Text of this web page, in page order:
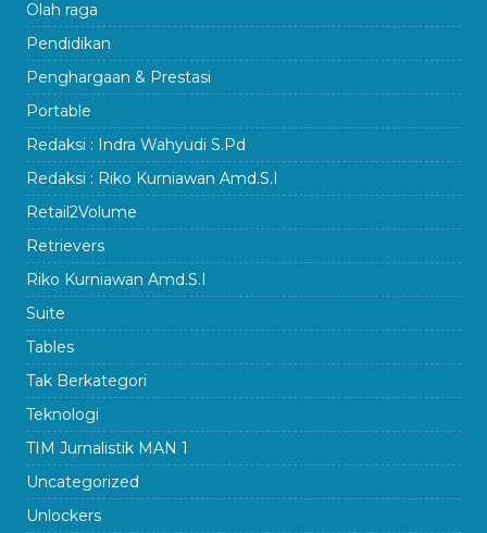
Olah raga
Pendidikan
Penghargaan & Prestasi
Portable
Redaksi : Indra Wahyudi S.Pd
Redaksi : Riko Kurniawan Amd.S.I
Retail2Volume
Retrievers
Riko Kurniawan Amd.S.I
Suite
Tables
Tak Berkategori
Teknologi
TIM Jurnalistik MAN 1
Uncategorized
Unlockers